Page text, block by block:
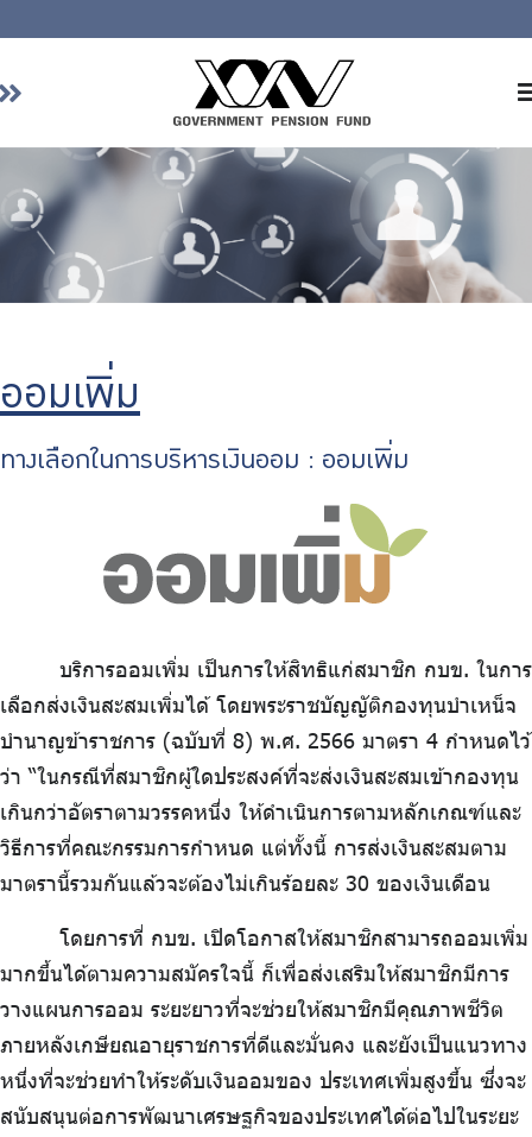
About GPF
Member
Investment
Contact Us
ออมเพิ่ม
ทางเลือกในการบริหารเงินออม : ออมเพิ่ม
บริการออมเพิ่ม เป็นการให้สิทธิแก่สมาชิก กบข. ในการ
เลือกส่งเงินสะสมเพิ่มได้ โดยพระราชบัญญัติกองทุนบำเหน็จ
บำนาญข้าราชการ (ฉบับที่ 8) พ.ศ. 2566 มาตรา 4 กำหนดไว้
ว่า “ในกรณีที่สมาชิกผู้ใดประสงค์ที่จะส่งเงินสะสมเข้ากองทุน
เกินกว่าอัตราตามวรรคหนึ่ง ให้ดำเนินการตามหลักเกณฑ์และ
วิธีการที่คณะกรรมการกำหนด แต่ทั้งนี้ การส่งเงินสะสมตาม
มาตรานี้รวมกันแล้วจะต้องไม่เกินร้อยละ 30 ของเงินเดือน
โดยการที่ กบข. เปิดโอกาสให้สมาชิกสามารถออมเพิ่ม
มากขึ้นได้ตามความสมัครใจนี้ ก็เพื่อส่งเสริมให้สมาชิกมีการ
วางแผนการออม ระยะยาวที่จะช่วยให้สมาชิกมีคุณภาพชีวิต
ภายหลังเกษียณอายุราชการที่ดีและมั่นคง และยังเป็นแนวทาง
หนึ่งที่จะช่วยทำให้ระดับเงินออมของ ประเทศเพิ่มสูงขึ้น ซึ่งจะ
สนับสนุนต่อการพัฒนาเศรษฐกิจของประเทศได้ต่อไปในระยะ